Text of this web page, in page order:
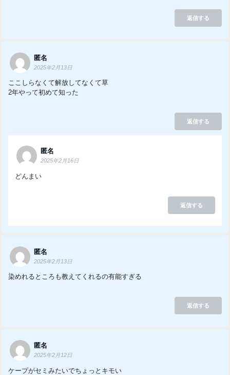
返信する
匿名
2025年2月13日
ここしらなくて解放してなくて草
2年やって初めて知った
返信する
匿名
2025年2月16日
どんまい
返信する
匿名
2025年2月13日
染めれるところも教えてくれるの有能すぎる
返信する
匿名
2025年2月12日
ケープがセミみたいでちょっとキモい